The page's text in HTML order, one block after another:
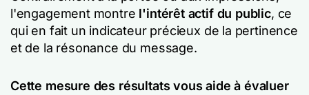
l'engagement montre l'intérêt actif du public, ce
qui en fait un indicateur précieux de la pertinence
et de la résonance du message.
Cette mesure des résultats vous aide à évaluer